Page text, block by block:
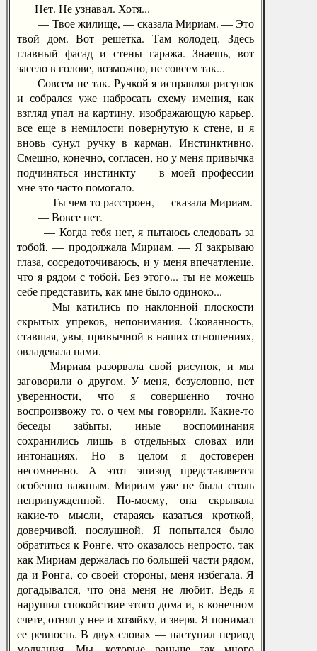
Нет. Не узнавал. Хотя...
— Твое жилище, — сказала Мириам. — Это
твой дом. Вот решетка. Там колодец. Здесь
главный фасад и стены гаража. Знаешь, вот
засело в голове, возможно, не совсем так...
Совсем не так. Ручкой я исправлял рисунок
и собрался уже набросать схему имения, как
взгляд упал на картину, изображающую карьер,
все еще в немилости повернутую к стене, и я
вновь сунул ручку в карман. Инстинктивно.
Смешно, конечно, согласен, но у меня привычка
подчиняться инстинкту — в моей профессии
мне это часто помогало.
— Ты чем-то расстроен, — сказала Мириам.
— Вовсе нет.
— Когда тебя нет, я пытаюсь следовать за
тобой, — продолжала Мириам. — Я закрываю
глаза, сосредоточиваюсь, и у меня впечатление,
что я рядом с тобой. Без этого... ты не можешь
себе представить, как мне было одиноко...
Мы катились по наклонной плоскости
скрытых упреков, непонимания. Скованность,
ставшая, увы, привычной в наших отношениях,
овладевала нами.
Мириам разорвала свой рисунок, и мы
заговорили о другом. У меня, безусловно, нет
уверенности, что я совершенно точно
воспроизвожу то, о чем мы говорили. Какие-то
беседы забыты, иные воспоминания
сохранились лишь в отдельных словах или
интонациях. Но в целом я достоверен
несомненно. А этот эпизод представляется
особенно важным. Мириам уже не была столь
непринужденной. По-моему, она скрывала
какие-то мысли, стараясь казаться кроткой,
доверчивой, послушной. Я попытался было
обратиться к Ронге, что оказалось непросто, так
как Мириам держалась по большей части рядом,
да и Ронга, со своей стороны, меня избегала. Я
догадывался, что она меня не любит. Ведь я
нарушил спокойствие этого дома и, в конечном
счете, отнял у нее и хозяйку, и зверя. Я понимал
ее ревность. В двух словах — наступил период